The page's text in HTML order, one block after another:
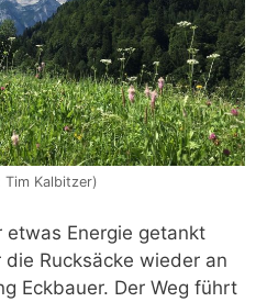
Tim Kalbitzer)
Energie getankt
Rucksäcke wieder an
Eckbauer. Der Weg führt